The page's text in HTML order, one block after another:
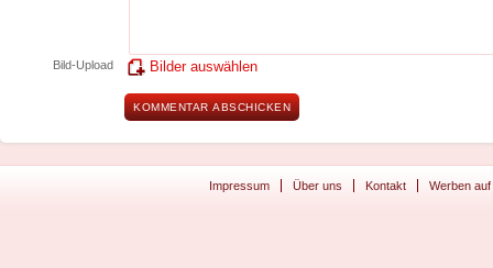
Bild-Upload Bilder auswählen
Impressum Über uns Kontakt Werben